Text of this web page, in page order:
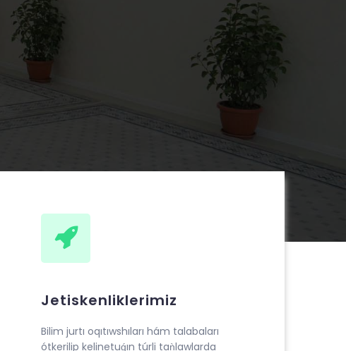
Jetiskenliklerimiz
Bilim jurtı oqıtıwshıları hám talabaları
ótkerilip kelinetuǵın túrli taǹlawlarda